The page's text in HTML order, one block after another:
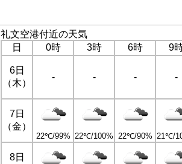
礼文空港付近の天気
日
0時 3時 6時 9
6日
（木）
- - - -
7日
（金）
22℃/99% 22℃/100% 22℃/90% 21℃/
8日